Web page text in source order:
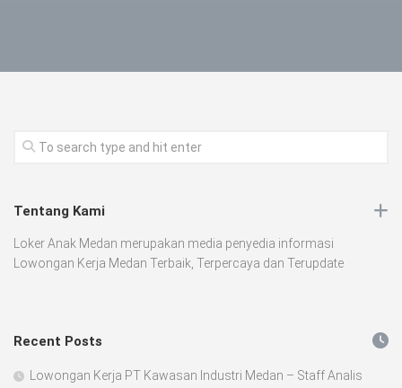
Tentang Kami
Loker Anak Medan merupakan media penyedia informasi
Lowongan Kerja Medan Terbaik, Terpercaya dan Terupdate
Recent Posts
Lowongan Kerja PT Kawasan Industri Medan – Staff Analis